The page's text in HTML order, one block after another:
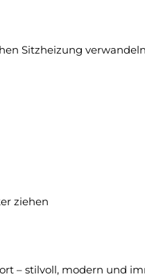
Sitzheizung
ziehen
– stilvoll, modern und